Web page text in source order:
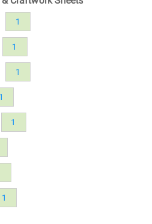
1
1
1
1
1
1